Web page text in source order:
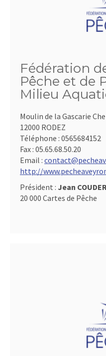
Fédération
Pêche et de
Milieu
Moulin de la Gascarie
12000 RODEZ
Téléphone : 0565684152
Fax : 05.65.68.50.20
Email :
http://
Président : Jean
20 000 Cartes de Pêche